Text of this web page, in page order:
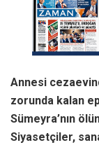
Annesi
zorunda kalan
Sümeyra’nın
Siyasetçiler,